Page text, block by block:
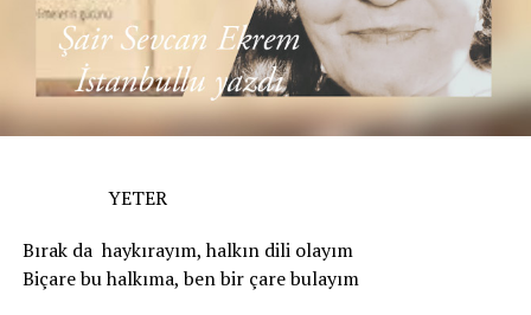
YETER
Bırak da haykırayım, halkın dili olayım
Biçare bu halkıma, ben bir çare bulayım